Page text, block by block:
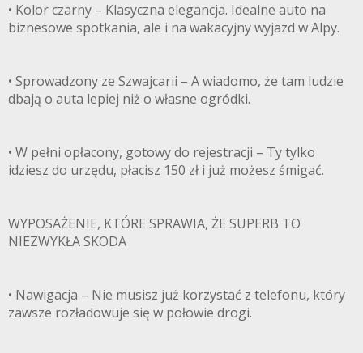
• Kolor czarny – Klasyczna elegancja. Idealne auto na
biznesowe spotkania, ale i na wakacyjny wyjazd w Alpy.
• Sprowadzony ze Szwajcarii – A wiadomo, że tam ludzie
dbają o auta lepiej niż o własne ogródki.
• W pełni opłacony, gotowy do rejestracji – Ty tylko
idziesz do urzędu, płacisz 150 zł i już możesz śmigać.
WYPOSAŻENIE, KTÓRE SPRAWIA, ŻE SUPERB TO
NIEZWYKŁA SKODA
• Nawigacja – Nie musisz już korzystać z telefonu, który
zawsze rozładowuje się w połowie drogi.